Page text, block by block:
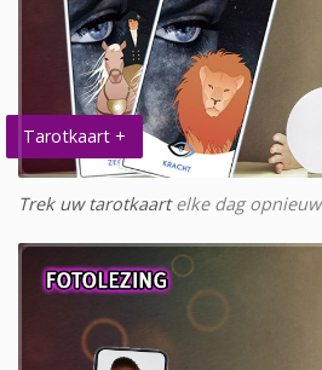
Tarotkaart +
Trek uw tarotkaartelke dag opnieuw